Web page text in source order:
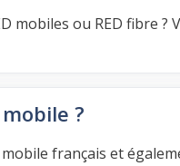
mobiles ou RED fibre
?
français et